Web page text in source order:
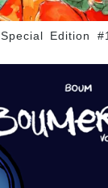
Edition